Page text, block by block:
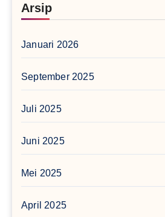
Arsip
Januari 2026
September 2025
Juli 2025
Juni 2025
Mei 2025
April 2025